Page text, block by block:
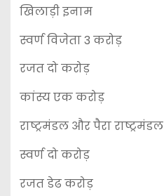
खिलाड़ी इनाम
स्वर्ण विजेता 3 करोड़
रजत दो करोड़
कांस्य एक करोड़
राष्ट्रमंडल और पैरा राष्ट्रमंडल
स्वर्ण दो करोड़
रजत डेढ करोड़